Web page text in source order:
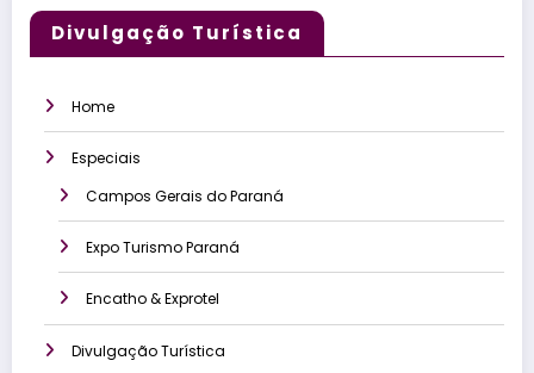
Divulgação Turística
Home
Especiais
Campos Gerais do Paraná
Expo Turismo Paraná
Encatho & Exprotel
Divulgação Turística